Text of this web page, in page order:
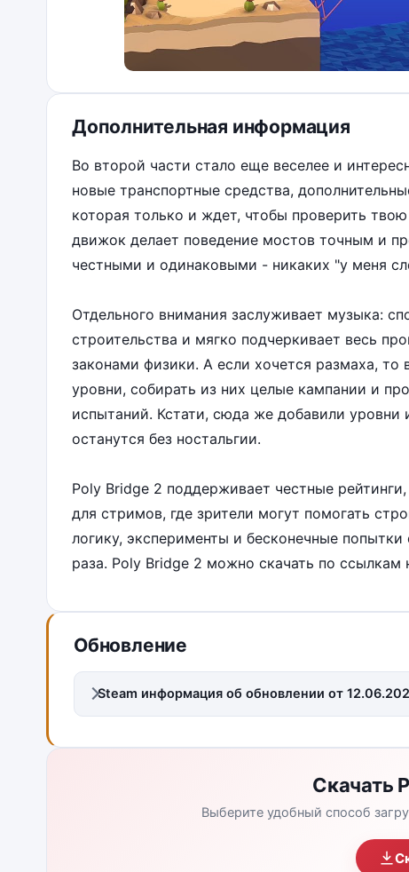
Дополнительная информация
Во второй части стало еще веселее и
новые транспортные средства,
которая только и ждет, чтобы проверить
движок делает поведение мостов точным и
честными и одинаковыми - никаких "у меня
Отдельного внимания заслуживает музыка:
строительства и мягко подчеркивает весь
законами физики. А если хочется размаха, то
уровни, собирать из них целые кампании и
испытаний. Кстати, сюда же добавили
останутся без ностальгии.
Poly Bridge 2 поддерживает честные
для стримов, где зрители могут помогать
логику, эксперименты и бесконечные
раза. Poly Bridge 2 можно скачать по ссылкам
Обновление
Steam информация об обновлении от
Скачать
Выберите удобный способ